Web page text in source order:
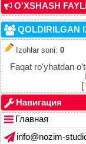
O'XSHASH
QOLDIRILGAN
Izohlar soni: 0
Faqat ro'yhatdan
[
Навигация
Главная
info@nozim-